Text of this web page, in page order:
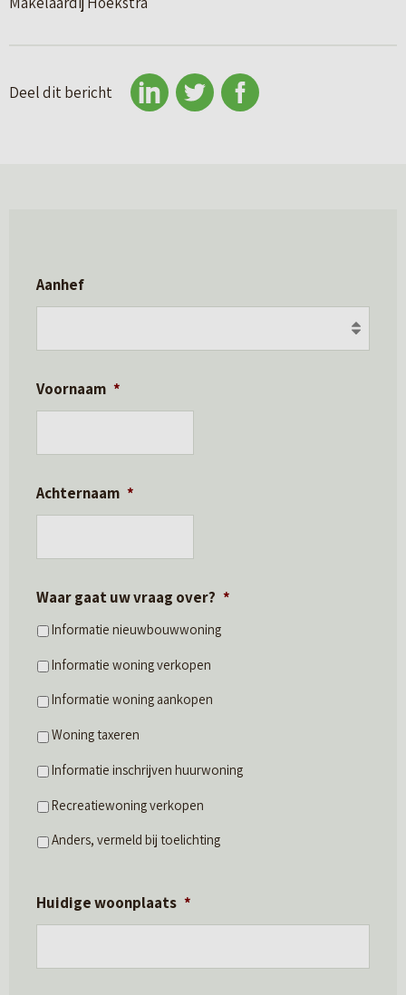
Deel dit bericht
Aanhef
Voornaam *
Achternaam *
Waar gaat uw vraag over? *
Informatie nieuwbouwwoning
Informatie woning verkopen
Informatie woning aankopen
Woning taxeren
Informatie inschrijven huurwoning
Recreatiewoning verkopen
Anders, vermeld bij toelichting
Huidige woonplaats *